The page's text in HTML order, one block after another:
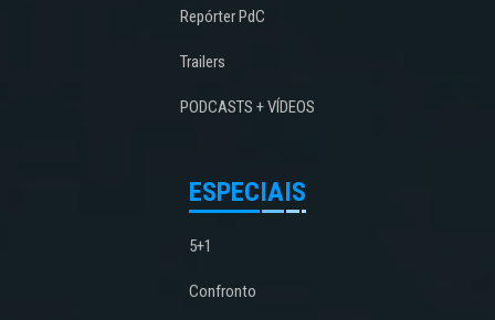
Repórter PdC
Trailers
PODCASTS + VÍDEOS
ESPECIAIS
5+1
Confronto